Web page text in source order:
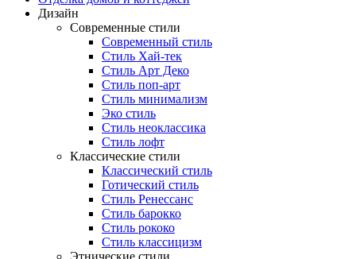
Дизайн
Современные стили
Современный стиль
Стиль Хай-тек
Стиль Арт Деко
Стиль поп-арт
Стиль минимализм
Эко стиль
Стиль неоклассика
Стиль лофт
Классические стили
Классический стиль
Готический стиль
Стиль Ренессанс
Стиль барокко
Стиль рококо
Стиль классицизм